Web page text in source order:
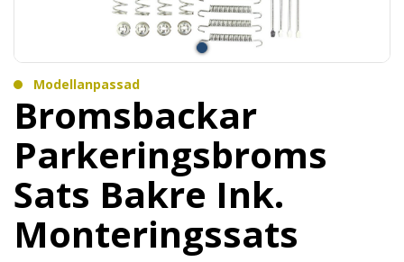
Modellanpassad
Bromsbackar
Parkeringsbroms
Sats Bakre Ink.
Monteringssats